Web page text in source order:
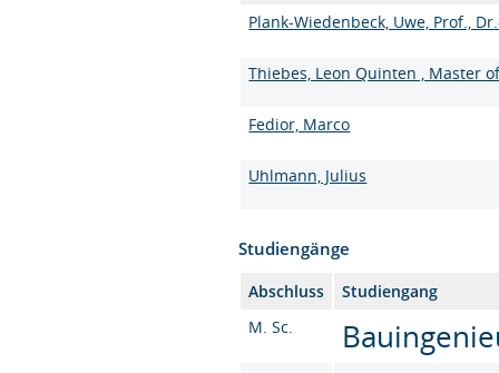
Plank-Wiedenbeck, Uwe, Prof.,
Thiebes, Leon Quinten , Master
Fedior, Marco
Uhlmann, Julius
Studiengänge
Abschluss
Studiengang
M. Sc.